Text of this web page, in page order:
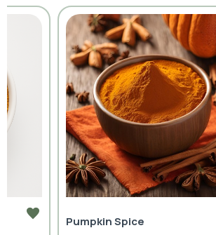
Pumpkin Spice